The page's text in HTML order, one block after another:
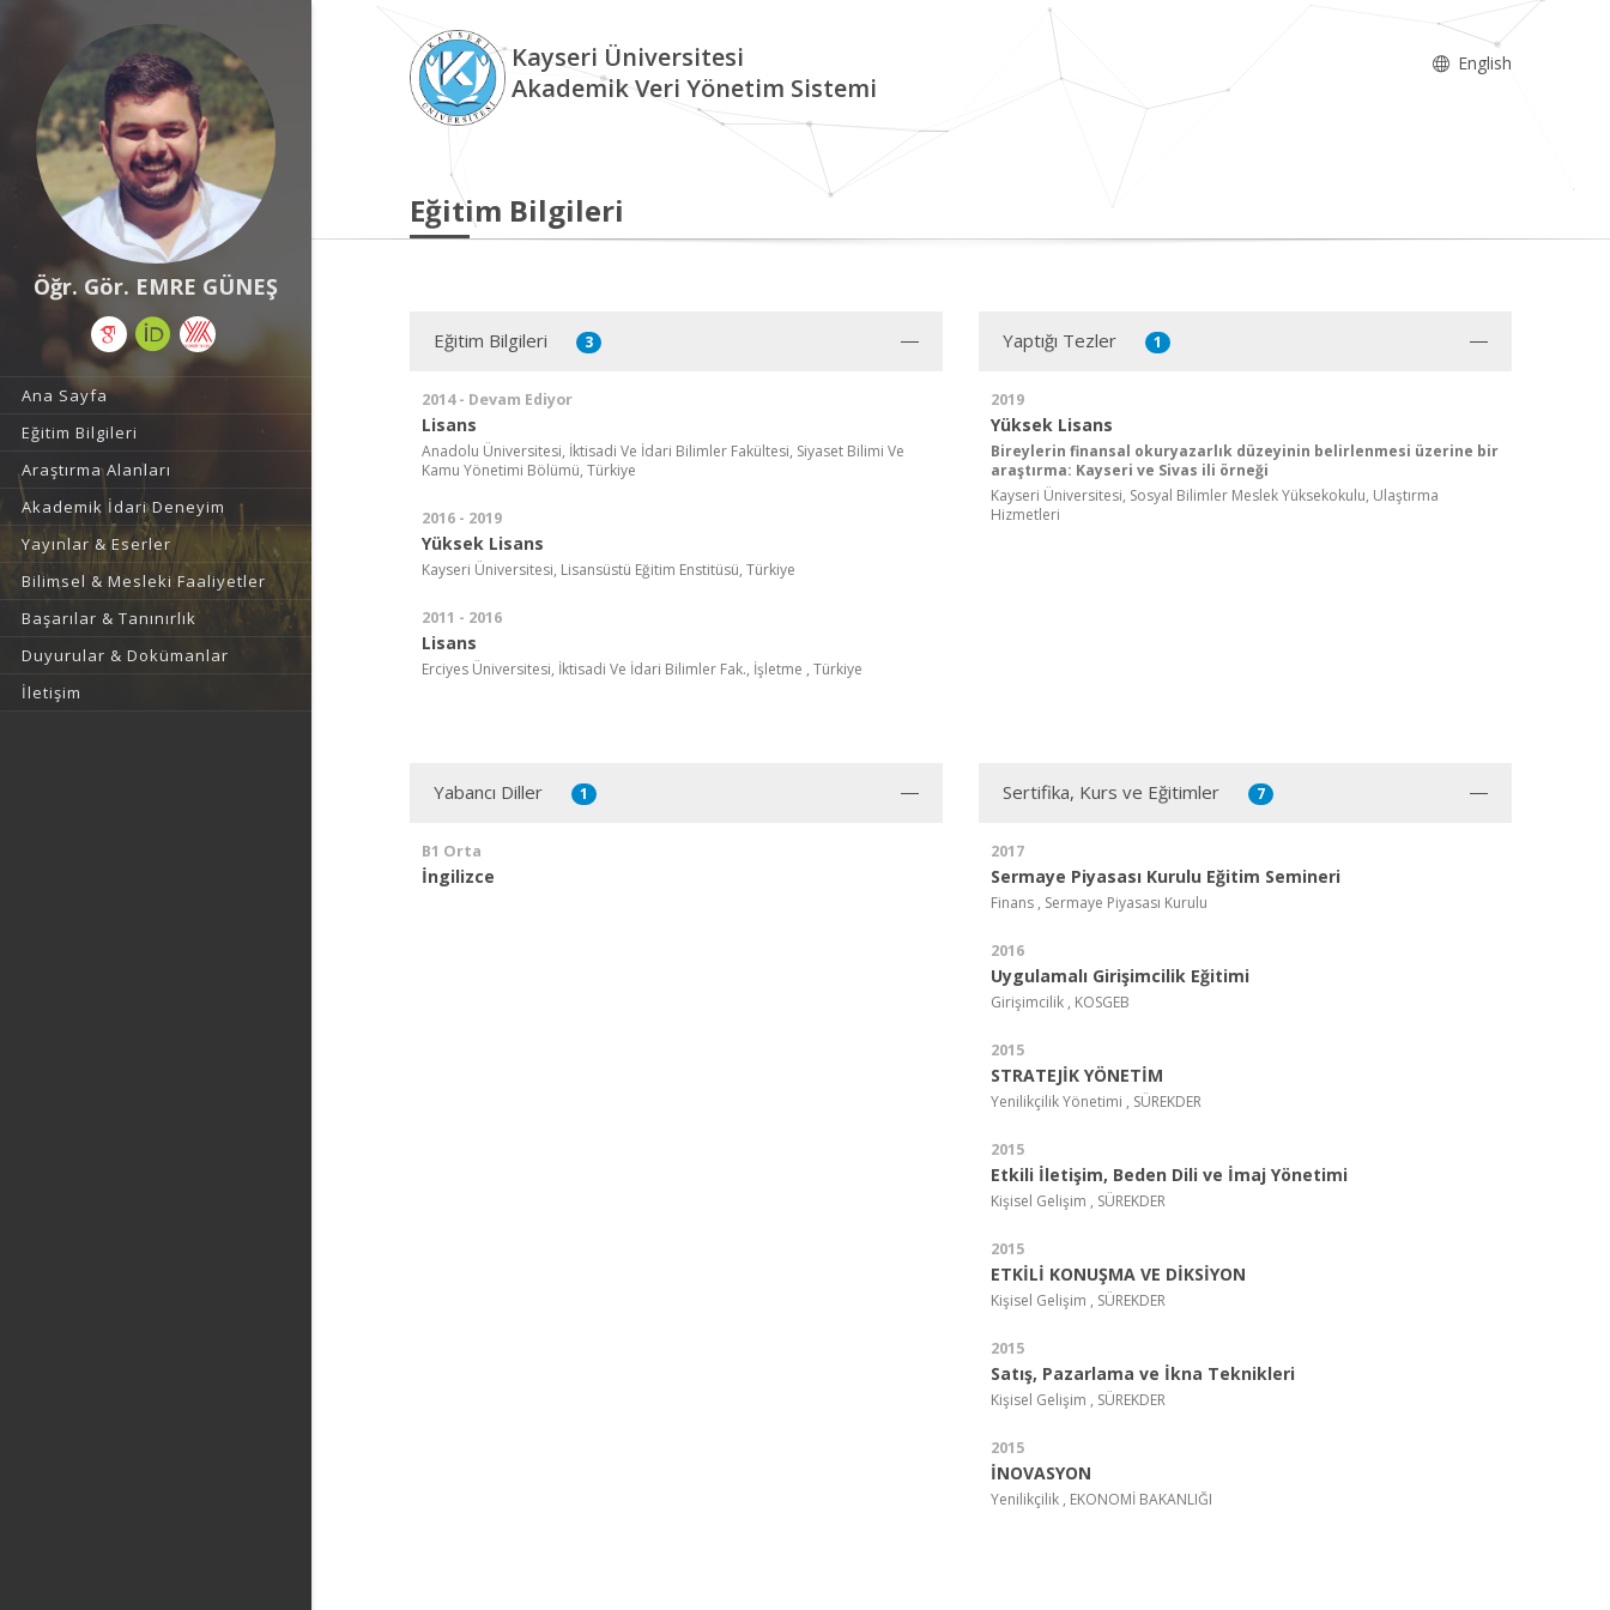
Öğr. Gör. EMRE GÜNEŞ
Ana Sayfa
Eğitim Bilgileri
Araştırma Alanları
Akademik İdari Deneyim
Yayınlar & Eserler
Bilimsel & Mesleki Faaliyetler
Başarılar & Tanınırlık
Duyurular & Dokümanlar
İletişim
Kayseri Üniversitesi
Akademik Veri Yönetim Sistemi
English
Eğitim Bilgileri
Eğitim Bilgileri 3
2014 - Devam Ediyor
Lisans
Anadolu Üniversitesi, İktisadi Ve İdari Bilimler Fakültesi, Siyaset Bilimi Ve
Kamu Yönetimi Bölümü, Türkiye
2016 - 2019
Yüksek Lisans
Kayseri Üniversitesi, Lisansüstü Eğitim Enstitüsü, Türkiye
2011 - 2016
Lisans
Erciyes Üniversitesi, İktisadi Ve İdari Bilimler Fak., İşletme , Türkiye
Yaptığı Tezler 1
2019
Yüksek Lisans
Bireylerin finansal okuryazarlık düzeyinin belirlenmesi üzerine bir
araştırma: Kayseri ve Sivas ili örneği
Kayseri Üniversitesi, Sosyal Bilimler Meslek Yüksekokulu, Ulaştırma
Hizmetleri
Yabancı Diller 1
B1 Orta
İngilizce
Sertifika, Kurs ve Eğitimler 7
2017
Sermaye Piyasası Kurulu Eğitim Semineri
Finans , Sermaye Piyasası Kurulu
2016
Uygulamalı Girişimcilik Eğitimi
Girişimcilik , KOSGEB
2015
STRATEJİK YÖNETİM
Yenilikçilik Yönetimi , SÜREKDER
2015
Etkili İletişim, Beden Dili ve İmaj Yönetimi
Kişisel Gelişim , SÜREKDER
2015
ETKİLİ KONUŞMA VE DİKSİYON
Kişisel Gelişim , SÜREKDER
2015
Satış, Pazarlama ve İkna Teknikleri
Kişisel Gelişim , SÜREKDER
2015
İNOVASYON
Yenilikçilik , EKONOMİ BAKANLIĞI